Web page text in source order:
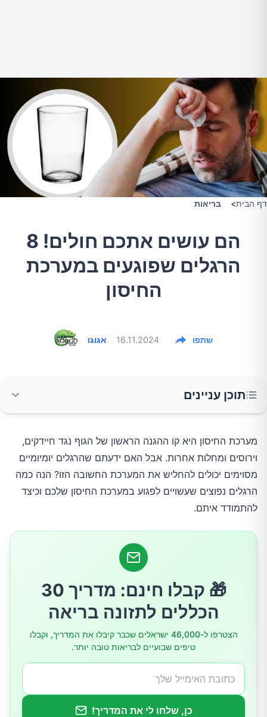
דף הבית> בריאות
הם עושים אתכם חולים! 8
הרגלים שפוגעים במערכת
החיסון
אגוגו 16.11.2024 שתפו
תוכן עניינים
1. חוסר שינה
2. תזונה לא מאוזנת
3. חוסר פעילות גופנית
8. צריכת נוזלים לא מספקת
מערכת החיסון היא קו ההגנה הראשון של הגוף נגד חיידקים,
וירוסים ומחלות אחרות. אבל האם ידעתם שהרגלים יומיומיים
מסוימים יכולים להחליש את המערכת החשובה הזו? הנה כמה
הרגלים נפוצים שעשויים לפגוע במערכת החיסון שלכם וכיצד
להתמודד איתם.
🎁 קבלו חינם: מדריך 30
הכללים לתזונה בריאה
הצטרפו ל-46,000 ישראלים שכבר קיבלו את המדריך, וקבלו
טיפים שבועיים לבריאות טובה יותר.
כן, שלחו לי את המדריך!